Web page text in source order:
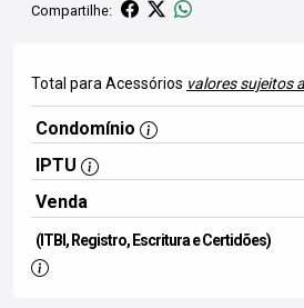
Compartilhe:
Total para Acessórios valores sujeitos
Condomínio
IPTU
Venda
(ITBI, Registro, Escritura e Certidões)